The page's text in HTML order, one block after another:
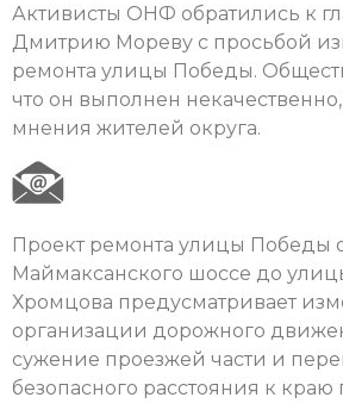
Активисты ОНФ обратились к
Дмитрию Мореву с просьбой
ремонта улицы Победы.
что он выполнен некачественно,
мнения жителей округа.
Проект ремонта улицы Победы
Маймаксанского шоссе до
Хромцова предусматривает
организации дорожного
сужение проезжей части и
безопасного расстояния к краю